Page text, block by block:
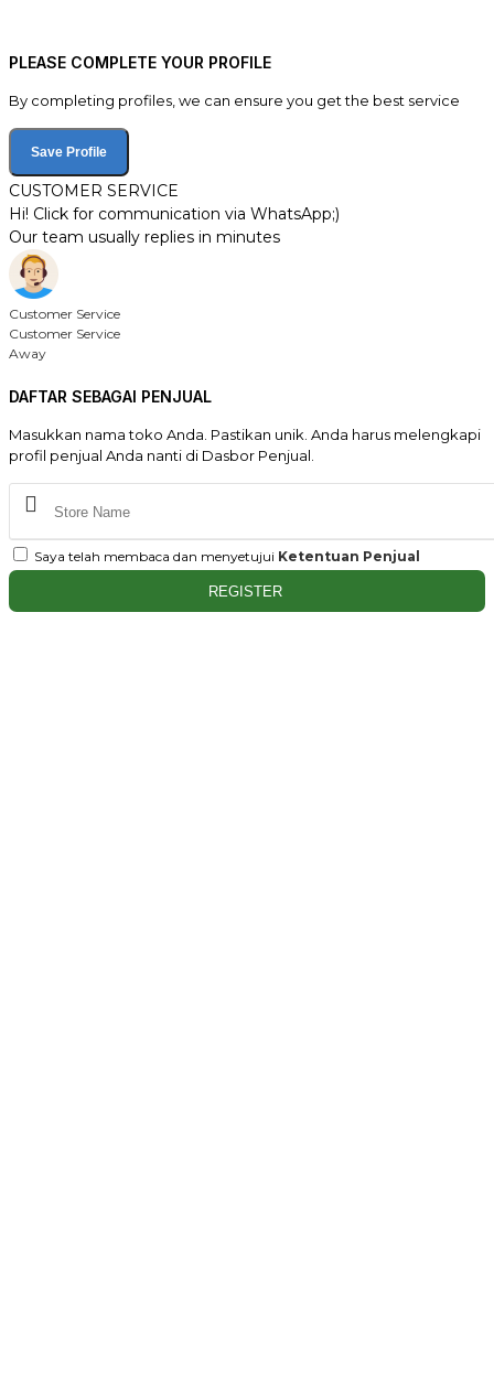
PLEASE COMPLETE YOUR PROFILE
By completing profiles, we can ensure you get the best service
Save Profile
CUSTOMER SERVICE
Hi! Click for communication via WhatsApp;)
Our team usually replies in minutes
Customer Service
Customer Service
Away
DAFTAR SEBAGAI PENJUAL
Masukkan nama toko Anda. Pastikan unik. Anda harus melengkapi
profil penjual Anda nanti di Dasbor Penjual.
Saya telah membaca dan menyetujui Ketentuan Penjual
REGISTER